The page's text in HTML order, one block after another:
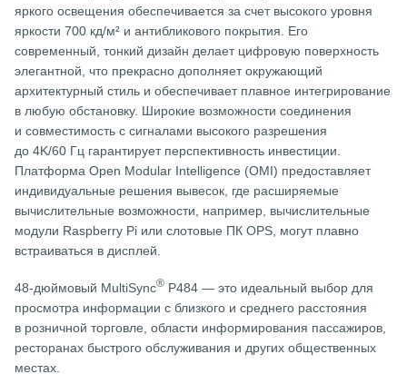
яркого освещения обеспечивается за счет высокого уровня
яркости 700 кд/м² и антибликового покрытия. Его
современный, тонкий дизайн делает цифровую поверхность
элегантной, что прекрасно дополняет окружающий
архитектурный стиль и обеспечивает плавное интегрирование
в любую обстановку. Широкие возможности соединения
и совместимость с сигналами высокого разрешения
до 4K/60 Гц гарантирует перспективность инвестиции.
Платформа Open Modular Intelligence (OMI) предоставляет
индивидуальные решения вывесок, где расширяемые
вычислительные возможности, например, вычислительные
модули Raspberry Pi или слотовые ПК OPS, могут плавно
встраиваться в дисплей.
48-дюймовый MultiSync® P484 — это идеальный выбор для
просмотра информации с близкого и среднего расстояния
в розничной торговле, области информирования пассажиров,
ресторанах быстрого обслуживания и других общественных
местах.